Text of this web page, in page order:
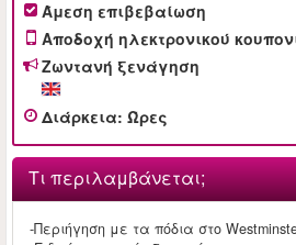
Άμεση επιβεβαίωση
Αποδοχή ηλεκτρονικού
Ζωντανή ξενάγηση
Διάρκεια: Ώρες
Τι περιλαμβάνεται;
-Περιήγηση με τα πόδια στο